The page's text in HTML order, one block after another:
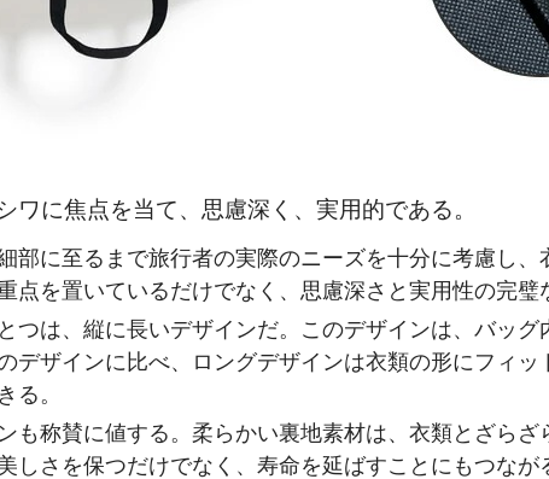
に焦点を当て、思慮深く、実用的である。
部に至るまで旅行者の実際のニーズを十分に考慮し、
点を置いているだけでなく、思慮深さと実用性の完璧
つは、縦に長いデザインだ。このデザインは、バッ
デザインに比べ、ロングデザインは衣類の形にフィ
る。
も称賛に値する。柔らかい裏地素材は、衣類とざら
しさを保つだけでなく、寿命を延ばすことにもつな